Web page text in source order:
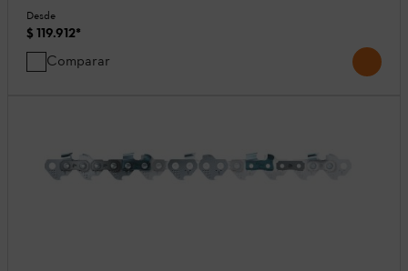
Desde
$ 119.912*
Comparar